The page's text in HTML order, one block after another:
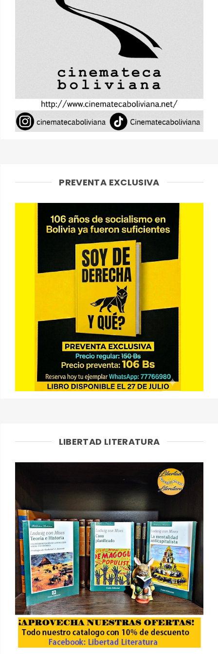
PREVENTA EXCLUSIVA
LIBERTAD LITERATURA